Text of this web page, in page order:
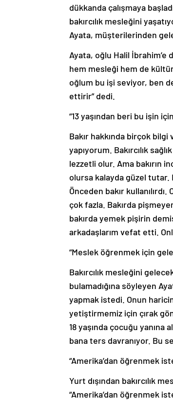
dükkanda çalışmaya
bakırcılık mesleğini
Ayata, müşterilerinden
Ayata, oğlu Halil İbrahim’e
hem mesleği hem de
oğlum bu işi seviyor, ben
ettirir” dedi.
“13 yaşından beri bu işin
Bakır hakkında birçok
yapıyorum. Bakırcılık
lezzetli olur. Ama bakırın
olursa kalayda güzel tutar.
Önceden bakır
çok fazla. Bakırda
bakırda yemek pişirin
arkadaşlarım vefat etti.
“Meslek öğrenmek için
Bakırcılık mesleğini
bulamadığına söyleyen
yapmak istedi. Onun
yetiştirmemiz için çırak
18 yaşında çocuğu
bana ters davranıyor. Bu
“Amerika’dan öğrenmek
Yurt dışından bakırcılık
“Amerika’dan öğrenmek